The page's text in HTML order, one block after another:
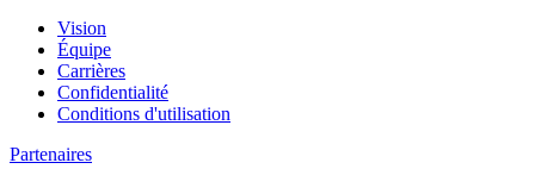
Vision
Équipe
Carrières
Confidentialité
Conditions d'utilisation
Partenaires